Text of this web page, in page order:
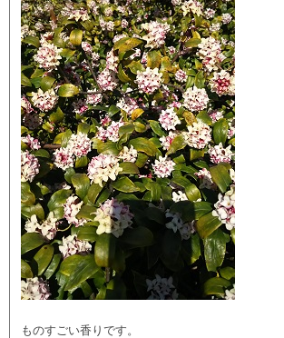
ものすごい香りです。